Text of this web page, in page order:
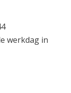
werkdag in